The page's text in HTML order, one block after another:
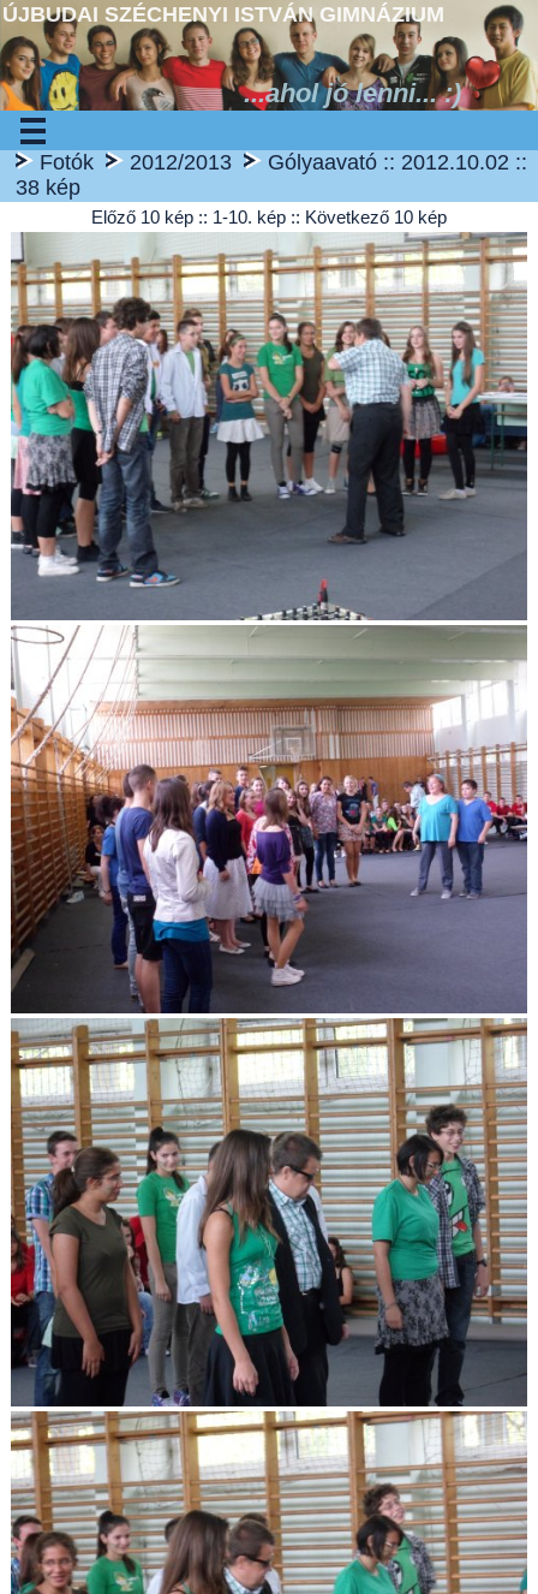
ÚJBUDAI SZÉCHENYI ISTVÁN GIMNÁZIUM
...ahol jó lenni... :)
Fotók 2012/2013
Gólyaavató :: 2012.10.02 ::
38 kép
Előző 10 kép:: 1-10. kép :: Következő 10 kép